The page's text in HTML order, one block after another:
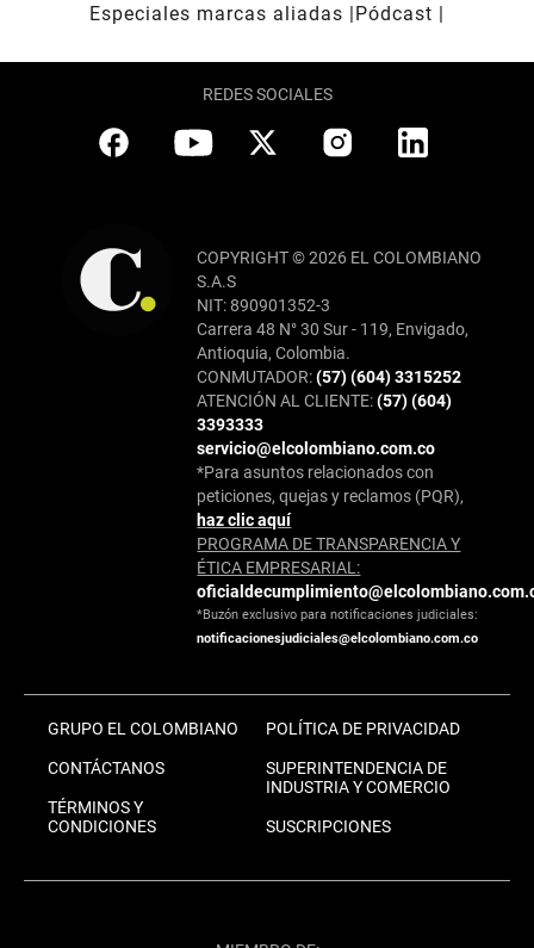
Especiales marcas aliadas
Pódcast
REDES SOCIALES
COPYRIGHT © 2026 EL COLOMBIANO
S.A.S
NIT: 890901352-3
Carrera 48 N° 30 Sur - 119, Envigado,
Antioquia, Colombia.
CONMUTADOR:(57) (604) 3315252
ATENCIÓN AL CLIENTE:(57) (604)
3393333
servicio@elcolombiano.com.co
*Para asuntos relacionados con
peticiones, quejas y reclamos (PQR),
haz clic aquí
PROGRAMA DE TRANSPARENCIA Y
ÉTICA EMPRESARIAL:
*Buzón exclusivo para notificaciones judiciales:
notificacionesjudiciales@elcolombiano.com.co
GRUPO EL COLOMBIANO
CONTÁCTANOS
TÉRMINOS Y
CONDICIONES
POLÍTICA DE PRIVACIDAD
SUPERINTENDENCIA DE
INDUSTRIA Y COMERCIO
SUSCRIPCIONES